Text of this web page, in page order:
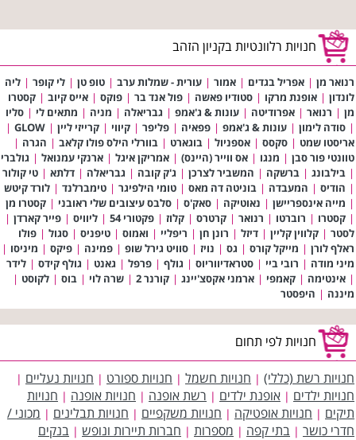
חנויות רלוונטיות בקניון הזהב
רנואר מן | אפריל בגדים | אמור | עורית - שמלות ערב | טופ טן | לי קופר | ליה
לונדון | אופנת מרקו | סטודיו פאשה | פול אנד בר | פוקס | אייס קיוב | קסטרו
מן | רנואר | אפרודיטה | עונות & ג'אמפ | גבריאלה | מניה | מתאים לי | סליו
| סודה לימון | עונות & ג'אמפ | פפאיה | פליפר | קיווי | קרייזי ליין |
GLOW
|
אריסטו שמט | סקסס | אספניול | בוגארט | בוורלי הילס פולו קלאב | הגרה |
טוונטי פור סבן | מנגו | אס ווייר (היינס) | אמריקן איגל | ארנקי עמנואל | גולברי
| בילבונג | ברשקה | המשביר לצרכן | ג'ק קובה | גבריאלה | דלתא | טי קולור
| הודיס | המעבדה | בוניטה דה מאס | טומי הילפיגר | טימברלנד | לורד קיטש
| מייה אינספריישן | נאוטיקה | סאק'ס | סלבס עיצובים שלי ראובני | קסטרו מן
| קסטרו | רוברטו | רנואר | קרטרס | קלוז | פקטורי 54 | ליוויס | פייר קארדן |
לסטר | קלווין קליין | דיזל | רונן חן | ריפליי | ואמוס | טיפניס | סגול | פולו
ראלף לורן | מייקל קורס | גס | נויז | סוויט גירל שופ | פמינה | פיקס | מיניסו |
מיני מודה | רובי ביי | סטראדיווריוס | גולף | פרפל | גאנט | גולף קידס | לידר
| אינטימה | קאמפי | ארמני אקסצ'יינג | קורנר 2 | שרה לוי | בוס | לקוסט |
מיננה | היפסטר
חנויות לפי תחום
חנויות רשת (כללי) | חנויות חשמל | חנויות ספורט | חנויות נעליים |
חנויות ילדים | אופנת ילדים | רשת אופנה | חנויות אופנה | חנויות
תיקים | חנויות אופטיקה | חנויות משקפיים | חנויות תבלינים | מכוני /
חדרי כושר | בתי קפה | מספרות | חברות תיירות ונופש | בנקים